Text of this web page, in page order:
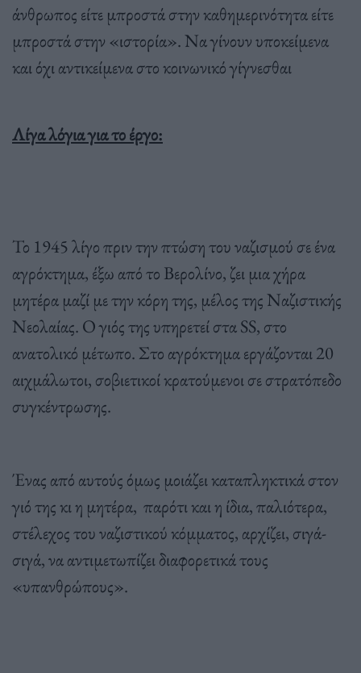
άνθρωπος είτε μπροστά στην καθημερινότητα είτε
μπροστά στην «ιστορία». Να γίνουν υποκείμενα
και όχι αντικείμενα στο κοινωνικό γίγνεσθαι
Λίγα λόγια για το έργο:
Το 1945 λίγο πριν την πτώση του ναζισμού σε ένα
αγρόκτημα, έξω από το Βερολίνο, ζει μια χήρα
μητέρα μαζί με την κόρη της, μέλος της Ναζιστικής
Νεολαίας. Ο γιός της υπηρετεί στα SS, στο
ανατολικό μέτωπο. Στο αγρόκτημα εργάζονται 20
αιχμάλωτοι, σοβιετικοί κρατούμενοι σε στρατόπεδο
συγκέντρωσης.
Ένας από αυτούς όμως μοιάζει καταπληκτικά στον
γιό της κι η μητέρα, παρότι και η ίδια, παλιότερα,
στέλεχος του ναζιστικού κόμματος, αρχίζει, σιγά-
σιγά, να αντιμετωπίζει διαφορετικά τους
«υπανθρώπους».